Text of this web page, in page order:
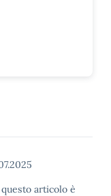
articolo è